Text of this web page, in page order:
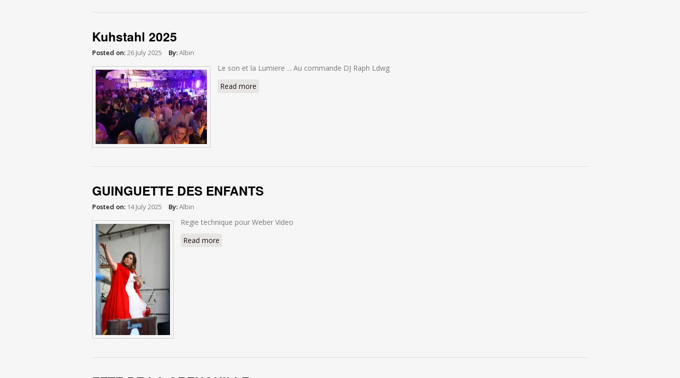
Kuhstahl 2025
Posted on:26 July 2025 By:Albin
Le son et la Lumiere ... Au commande DJ Raph Ldwg
Read more
GUINGUETTE DES ENFANTS
Posted on: 14 July 2025 By:Albin
Regie technique pour Weber Video
Read more